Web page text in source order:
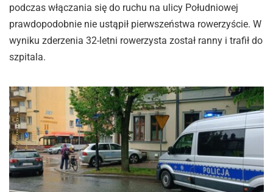
podczas włączania się do ruchu na ulicy Południowej
prawdopodobnie nie ustąpił pierwszeństwa rowerzyście. W
wyniku zderzenia 32-letni rowerzysta został ranny i trafił do
szpitala.